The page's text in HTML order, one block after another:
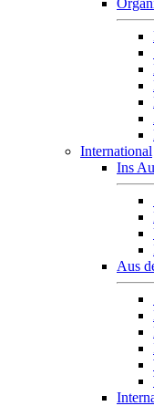
International
Ins
Aus